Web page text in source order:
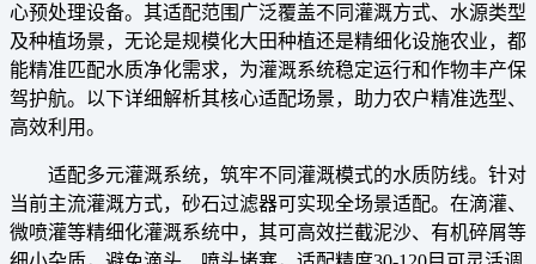
心预处理设备。其适配范围广泛覆盖不同灌溉方式、水源类型
及种植场景，无论是规模化大田种植还是精细化设施农业，都
能精准匹配水质净化需求，为灌溉系统稳定运行和作物丰产保
驾护航。以下详细解析其核心适配场景，助力农户精准选型、
高效利用。
适配多元灌溉系统，筑牢不同灌溉模式的水质防线。针对
当前主流灌溉方式，砂石过滤器可实现全场景适配。在滴灌、
微喷灌等精细化灌溉系统中，其可高效拦截泥沙、有机碎屑等